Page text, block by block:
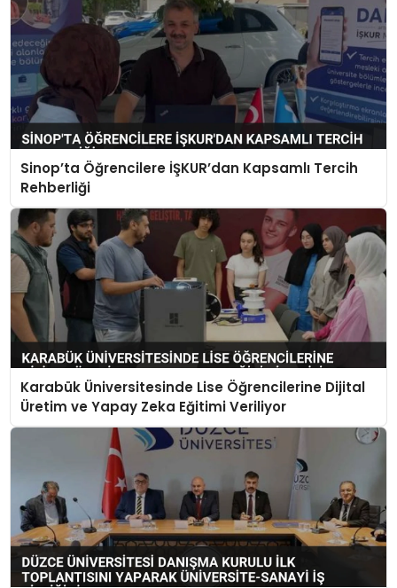
Sinop’ta Öğrencilere İŞKUR’dan Kapsamlı Tercih
Rehberliği
Karabük Üniversitesinde Lise Öğrencilerine Dijital
Üretim ve Yapay Zeka Eğitimi Veriliyor